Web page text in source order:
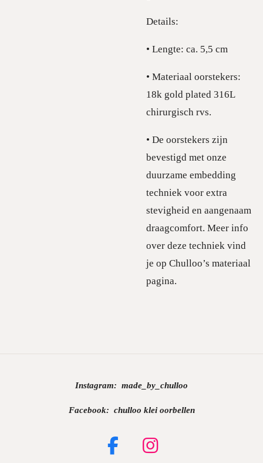
Details:
• Lengte: ca. 5,5 cm
• Materiaal oorstekers:
18k gold plated 316L
chirurgisch rvs.
• De oorstekers zijn
bevestigd met onze
duurzame embedding
techniek voor extra
stevigheid en aangenaam
draagcomfort. Meer info
over deze techniek vind
je op Chulloo’s materiaal
pagina.
Instagram: made_by_chulloo
Facebook: chulloo klei oorbellen
F
I